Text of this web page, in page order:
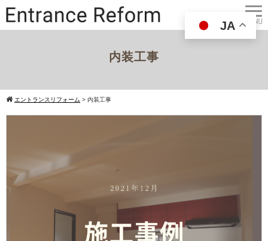
内装工事
エントランスリフォーム > 内装工事
JA